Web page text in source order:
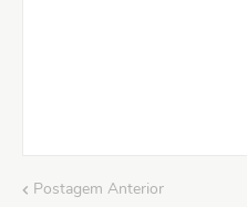
Postagem Anterior